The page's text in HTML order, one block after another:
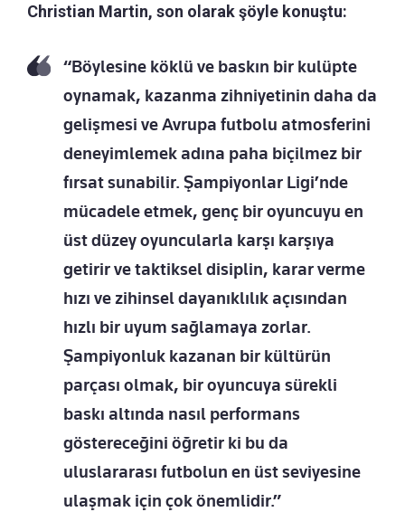
Christian Martin, son olarak şöyle konuştu:
“Böylesine köklü ve baskın bir kulüpte
oynamak, kazanma zihniyetinin daha da
gelişmesi ve Avrupa futbolu atmosferini
deneyimlemek adına paha biçilmez bir
fırsat sunabilir. Şampiyonlar Ligi’nde
mücadele etmek, genç bir oyuncuyu en
üst düzey oyuncularla karşı karşıya
getirir ve taktiksel disiplin, karar verme
hızı ve zihinsel dayanıklılık açısından
hızlı bir uyum sağlamaya zorlar.
Şampiyonluk kazanan bir kültürün
parçası olmak, bir oyuncuya sürekli
baskı altında nasıl performans
göstereceğini öğretir ki bu da
uluslararası futbolun en üst seviyesine
ulaşmak için çok önemlidir.”